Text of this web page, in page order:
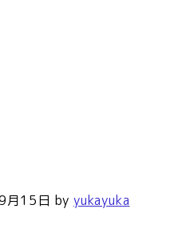
月15日 byyukayuka